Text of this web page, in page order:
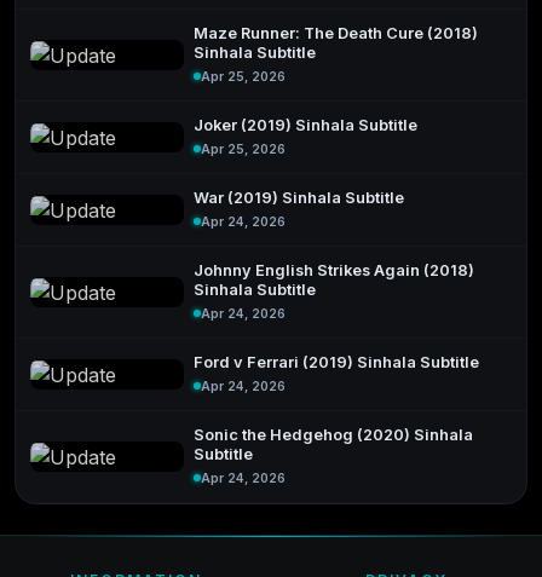
Maze Runner: The Death Cure (2018)
Sinhala Subtitle
Apr 25, 2026
Joker (2019) Sinhala Subtitle
Apr 25, 2026
War (2019) Sinhala Subtitle
Apr 24, 2026
Johnny English Strikes Again (2018)
Sinhala Subtitle
Apr 24, 2026
Ford v Ferrari (2019) Sinhala Subtitle
Apr 24, 2026
Sonic the Hedgehog (2020) Sinhala
Subtitle
Apr 24, 2026